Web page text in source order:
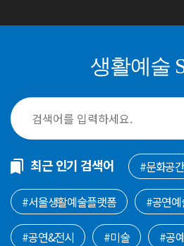
생활예술
최근 인기 검색어 #문화공
#서울생활예술플랫폼 #공연
#공연&전시 #미술 #공예